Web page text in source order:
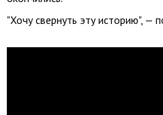
"Хочу свернуть эту историю", —